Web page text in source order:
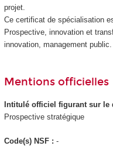
projet.
Ce certificat de spécialisation
Prospective, innovation et
innovation, management public.
Mentions officielles
Intitulé officiel figurant sur le
Prospective stratégique
Code(s) NSF : -